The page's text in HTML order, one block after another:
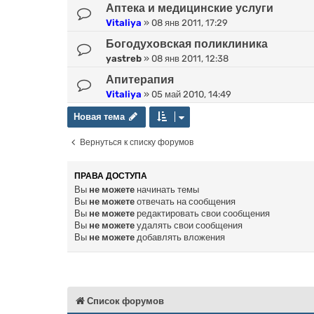
Аптека и медицинские услуги
Vitaliya » 08 янв 2011, 17:29
Богодуховская поликлиника
yastreb » 08 янв 2011, 12:38
Апитерапия
Vitaliya » 05 май 2010, 14:49
Новая тема
Новая тема
Вернуться к списку форумов
ПРАВА ДОСТУПА
Вы не можете начинать темы
Вы не можете отвечать на сообщения
Вы не можете редактировать свои сообщения
Вы не можете удалять свои сообщения
Вы не можете добавлять вложения
Список форумов